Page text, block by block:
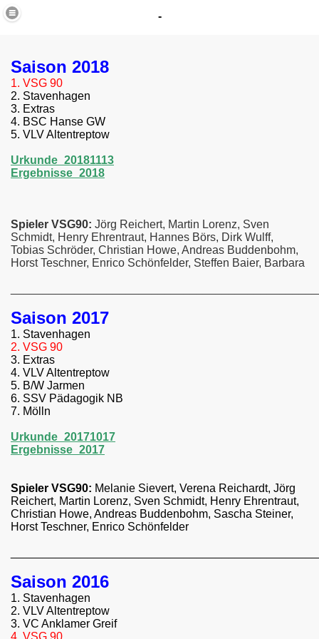
-
Saison 2018
1. VSG 90
2. Stavenhagen
3. Extras
4. BSC Hanse GW
5. VLV Altentreptow
Urkunde_20181113
Ergebnisse_2018
Spieler VSG90: Jörg Reichert, Martin Lorenz, Sven
Schmidt, Henry Ehrentraut, Hannes Börs, Dirk Wulff,
Tobias Schröder, Christian Howe, Andreas Buddenbohm,
Horst Teschner, Enrico Schönfelder, Steffen Baier, Barbara
Saison 2017
1. Stavenhagen
2. VSG 90
3. Extras
4. VLV Altentreptow
5. B/W Jarmen
6. SSV Pädagogik NB
7. Mölln
Urkunde_20171017
Ergebnisse_2017
Spieler VSG90: Melanie Sievert, Verena Reichardt, Jörg
Reichert, Martin Lorenz, Sven Schmidt, Henry Ehrentraut,
Christian Howe, Andreas Buddenbohm, Sascha Steiner,
Horst Teschner, Enrico Schönfelder
Saison 2016
1. Stavenhagen
2. VLV Altentreptow
3. VC Anklamer Greif
4. VSG 90